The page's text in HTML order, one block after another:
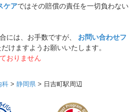
ケアではその賠償の責任を一切負わない
には、お手数ですが、 お問い合わせフ
けますようお願いいたします。
おりません
科 > 静岡県 > 日吉町駅周辺